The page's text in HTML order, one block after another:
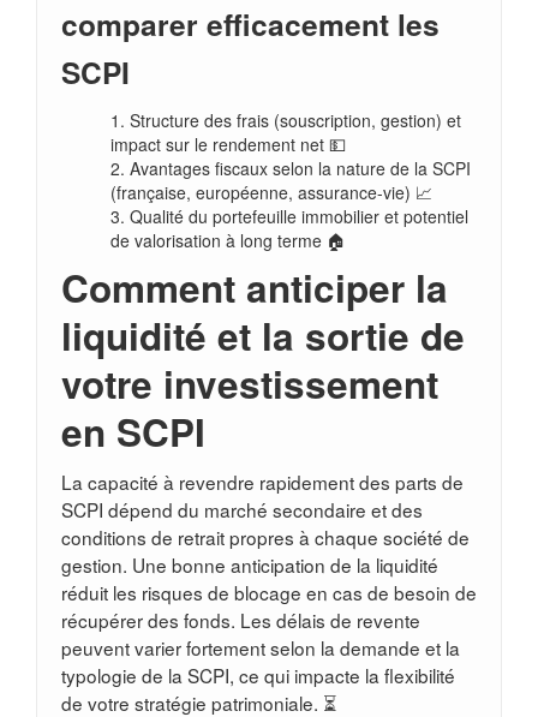
comparer efficacement les
SCPI
Structure des frais (souscription, gestion) et
impact sur le rendement net 💵
Avantages fiscaux selon la nature de la SCPI
(française, européenne, assurance-vie) 📈
Qualité du portefeuille immobilier et potentiel
de valorisation à long terme 🏠
Comment anticiper la
liquidité et la sortie de
votre investissement
en SCPI
La capacité à revendre rapidement des parts de
SCPI dépend du marché secondaire et des
conditions de retrait propres à chaque société de
gestion. Une bonne anticipation de la liquidité
réduit les risques de blocage en cas de besoin de
récupérer des fonds. Les délais de revente
peuvent varier fortement selon la demande et la
typologie de la SCPI, ce qui impacte la flexibilité
de votre stratégie patrimoniale. ⏳